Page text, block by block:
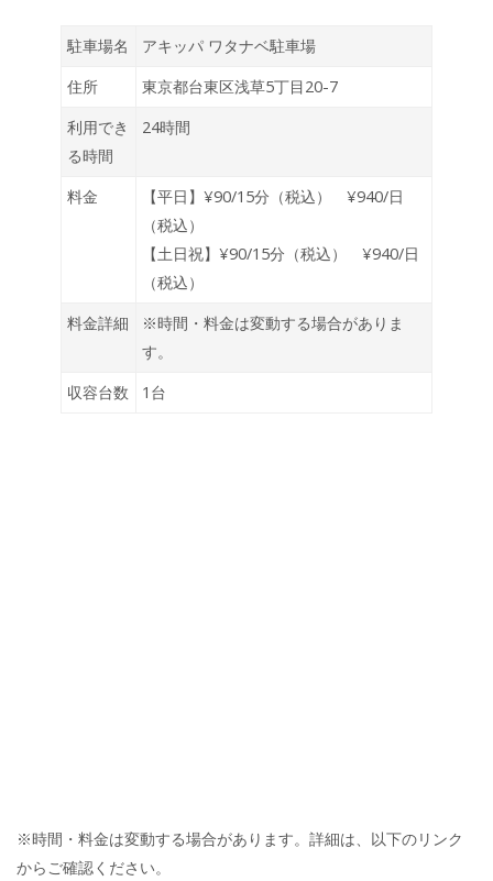
駐車場名
アキッパ ワタナベ駐車場
住所
東京都台東区浅草5丁目20-7
利用でき
る時間
24時間
料金
【平日】¥90/15分（税込） ¥940/日
（税込）
【土日祝】¥90/15分（税込） ¥940/日
（税込）
料金詳細
※時間・料金は変動する場合がありま
す。
収容台数
1台
※時間・料金は変動する場合があります。詳細は、以下のリンク
からご確認ください。